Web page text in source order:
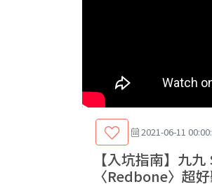
2021-06-11
【入坑指南】九
〈Redbone〉超好